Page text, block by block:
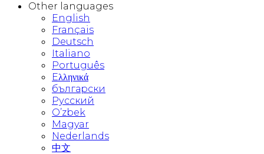
Other languages
English
Français
Deutsch
Italiano
Português
Eλληνικά
български
Русский
O’zbek
Magyar
Nederlands
中文